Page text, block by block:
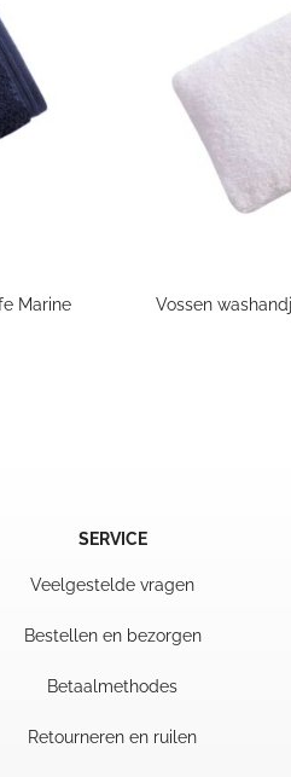
Marine Vossen
SERVICE
Veelgestelde vragen
Bestellen en bezorgen
Betaalmethodes
Retourneren en ruilen